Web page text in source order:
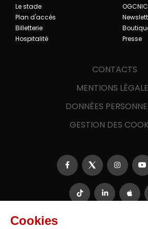
Le stade
Plan d'accès
Billetterie
Hospitalité
Presse
CONTACTS
MENTIONS
DONNÉES
GESTION DES